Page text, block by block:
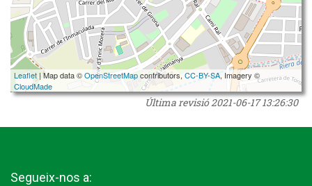
Leaflet | Map data ©OpenStreetMapcontributors, CC-BY-SA, Imagery ©
CloudMade
Última revisió2021-06-17 13:26:30
Segueix-nos a: